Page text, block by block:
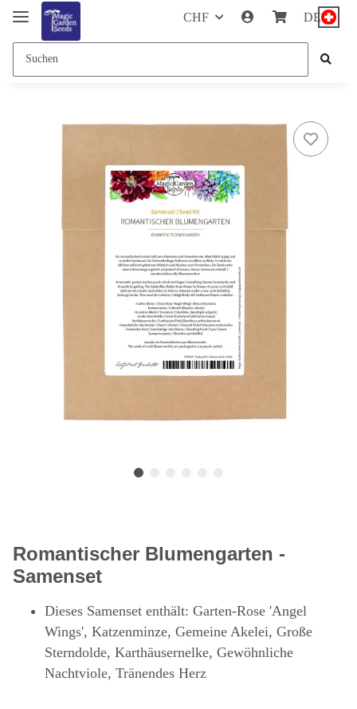
CHF DE
Romantischer Blumengarten -
Samenset
Dieses Samenset enthält: Garten-Rose 'Angel
Wings', Katzenminze, Gemeine Akelei, Große
Sterndolde, Karthäusernelke, Gewöhnliche
Nachtviole, Tränendes Herz